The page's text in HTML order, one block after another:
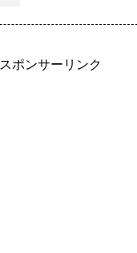
スポンサーリンク